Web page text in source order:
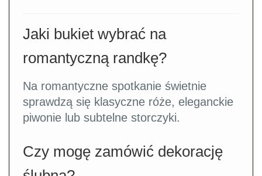
Jaki bukiet wybrać na
romantyczną randkę?
Na romantyczne spotkanie świetnie
sprawdzą się klasyczne róże, eleganckie
piwonie lub subtelne storczyki.
Czy mogę zamówić dekorację